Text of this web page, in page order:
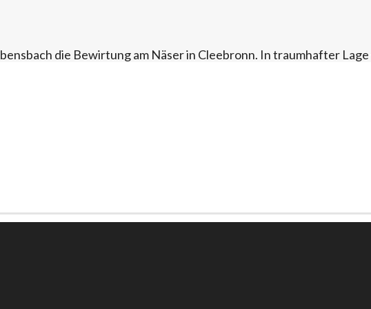
die Bewirtung am Näser in Cleebronn. In traumhafter